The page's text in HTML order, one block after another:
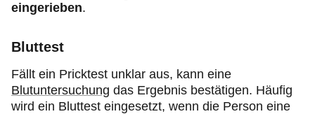
eingerieben.
Bluttest
Fällt ein Pricktest unklar aus, kann eine
Blutuntersuchung das Ergebnis bestätigen. Häufig
wird ein Bluttest eingesetzt, wenn die Person eine